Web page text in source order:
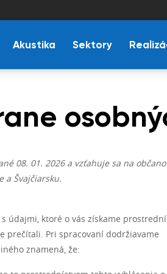
Akustika Sektory
08. 01. 2026 a vzťahuje sa na
a Švajčiarsku.
údajmi, ktoré o vás získame
prečítali. Pri spracovaní dodržiavame
znamená, že: